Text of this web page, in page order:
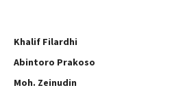
Khalif Filardhi
Abintoro Prakoso
Moh. Zeinudin